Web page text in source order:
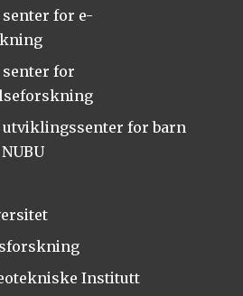
for e-
for
utviklingssenter for barn
Institutt